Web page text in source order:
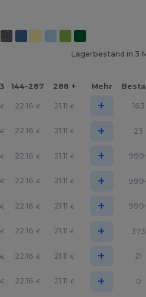
Lagerbestand in 3
144-287 288 + Mehr
€ 22.16 € 21.11 € + 163
€ 22.16 € 21.11 € + 23
€ 22.16 € 21.11 € +
€ 22.16 € 21.11 € +
€ 22.16 € 21.11 € +
€ 22.16 € 21.11 € + 373
€ 22.16 € 21.11 € + 21
€ 22.16 € 21.11 € + 0